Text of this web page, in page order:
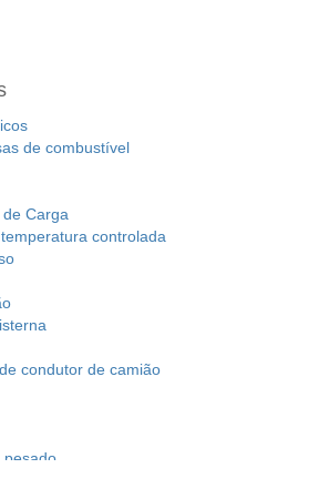
de combustível
Carga
controlada
condutor de camião
pesado